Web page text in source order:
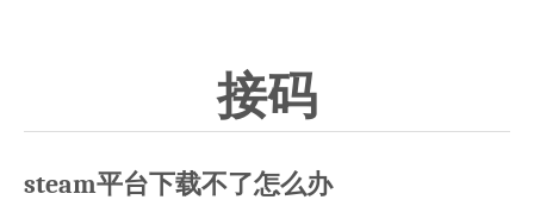
接码
steam平台下载不了怎么办